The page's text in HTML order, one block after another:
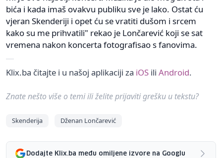
bića i kada imaš ovakvu publiku sve je lako. Ostat ću
vjeran Skenderiji i opet ću se vratiti dušom i srcem
kako su me prihvatili" rekao je Lončarević koji se sat
vremena nakon koncerta fotografisao s fanovima.
Klix.ba čitajte i u našoj aplikaciji za iOS ili Android.
Znate nešto više o temi ili želite prijaviti grešku u tekstu?
Skenderija Dženan Lončarević
Dodajte Klix.ba među omiljene izvore na Googlu